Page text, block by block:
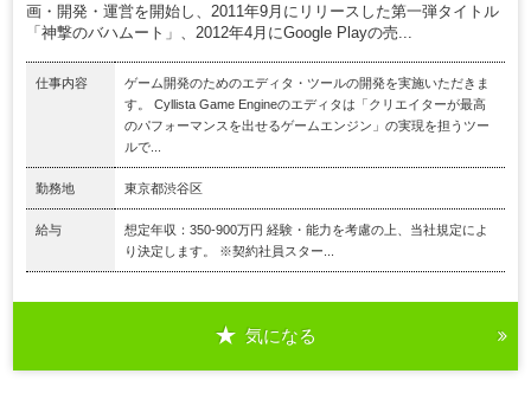
画・開発・運営を開始し、2011年9月にリリースした第一弾タイトル
「神撃のバハムート」、2012年4月にGoogle Playの売...
仕事内容
ゲーム開発のためのエディタ・ツールの開発を実施いただきま
す。 Cyllista Game Engineのエディタは「クリエイターが最高
のパフォーマンスを出せるゲームエンジン」の実現を担うツー
ルで...
勤務地 東京都渋谷区
給与
想定年収：350-900万円 経験・能力を考慮の上、当社規定によ
り決定します。 ※契約社員スター...
気になる